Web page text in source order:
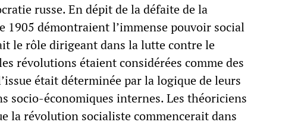
russe. En dépit de la défaite de la
1905 démontraient l’immense pouvoir social
le rôle dirigeant dans la lutte contre le
révolutions étaient considérées comme des
était déterminée par la logique de leurs
socio-économiques internes. Les théoriciens
la révolution socialiste commencerait dans